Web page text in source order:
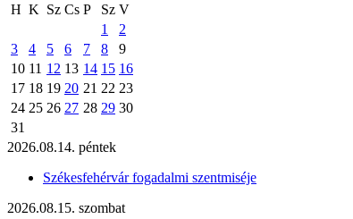
H K Sz Cs P Sz V
1
2
3
4 5 6 7 8
9
10 11 12 13 14 15 16
17 18 19 20 21 22 23
24 25 26 27 28 29 30
31
2026.08.14. péntek
Székesfehérvár fogadalmi szentmiséje
2026.08.15. szombat